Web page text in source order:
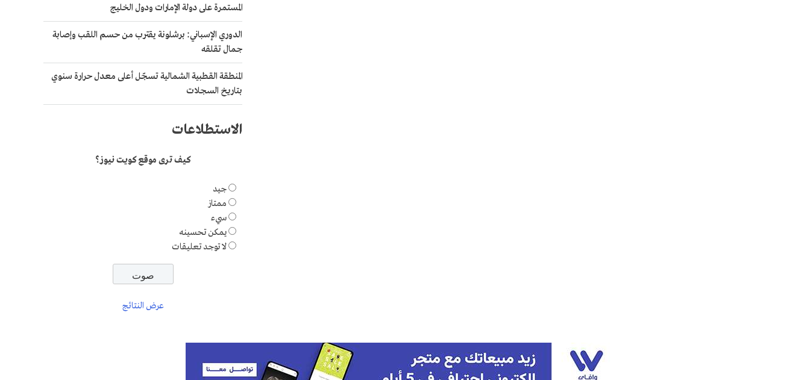
المستمرة على دولة الإمارات ودول الخليج
الدوري الإسباني: برشلونة يقترب من حسم اللقب وإصابة
جمال تقلقه
المنطقة القطبية الشمالية تسجّل أعلى معدل حرارة سنوي
بتاريخ السجلات
الاستطلاعات
كيف ترى موقع كويت نيوز؟
جيد
ممتاز
سيء
يمكن تحسينه
لا توجد تعليقات
عرض النتائج